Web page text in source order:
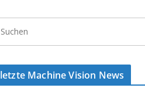
letzte Machine Vision News